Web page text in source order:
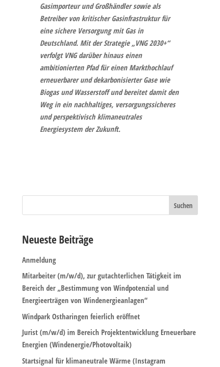
Gasimporteur und Großhändler sowie als
Betreiber von kritischer Gasinfrastruktur für
eine sichere Versorgung mit Gas in
Deutschland. Mit der Strategie „VNG 2030+“
verfolgt VNG darüber hinaus einen
ambitionierten Pfad für einen Markthochlauf
erneuerbarer und dekarbonisierter Gase wie
Biogas und Wasserstoff und bereitet damit den
Weg in ein nachhaltiges, versorgungssicheres
und perspektivisch klimaneutrales
Energiesystem der Zukunft.
Neueste Beiträge
Anmeldung
Mitarbeiter (m/w/d), zur gutachterlichen Tätigkeit im
Bereich der „Bestimmung von Windpotenzial und
Energieerträgen von Windenergieanlagen“
Windpark Ostharingen feierlich eröffnet
Jurist (m/w/d) im Bereich Projektentwicklung Erneuerbare
Energien (Windenergie/Photovoltaik)
Startsignal für klimaneutrale Wärme (Instagram